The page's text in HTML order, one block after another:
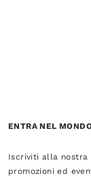
ENTRA NEL
Iscriviti alla nostra
promozioni ed